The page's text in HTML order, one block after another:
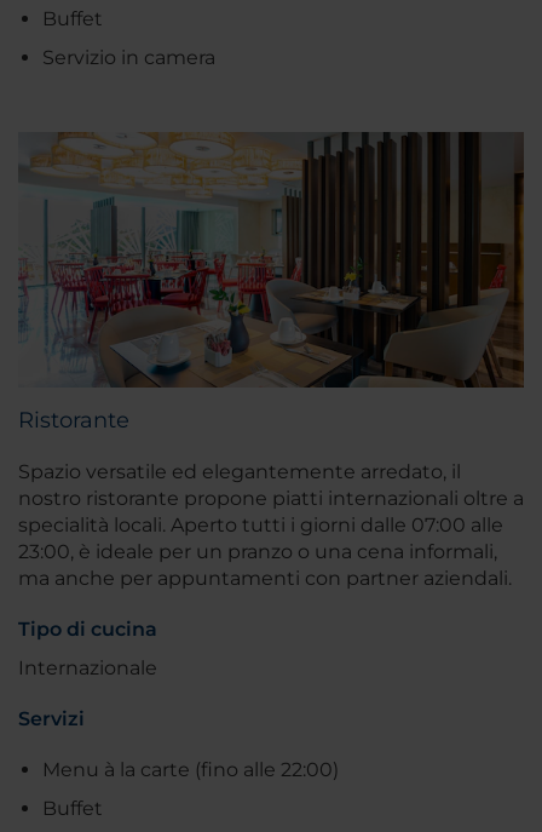
Buffet
Servizio in camera
Ristorante
Spazio versatile ed elegantemente arredato, il
nostro ristorante propone piatti internazionali oltre a
specialità locali. Aperto tutti i giorni dalle 07:00 alle
23:00, è ideale per un pranzo o una cena informali,
ma anche per appuntamenti con partner aziendali.
Tipo di cucina
Internazionale
Servizi
Menu à la carte (fino alle 22:00)
Buffet